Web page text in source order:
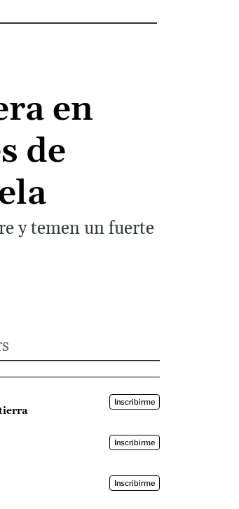
en
de
y temen un fuerte
Inscribirme
Inscribirme
Inscribirme